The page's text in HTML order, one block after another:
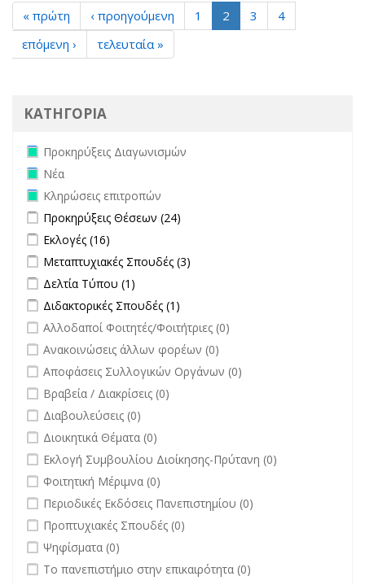
« πρώτη ‹ προηγούμενη 1 2 3
4
επόμενη ›
τελευταία »
ΚΑΤΗΓΟΡΙΑ
Remove Προκηρύξεις Διαγωνισμών filter
Προκηρύξεις Διαγωνισμών
Remove Νέα filter
Νέα
Remove Κληρώσεις επιτροπών filter
Κληρώσεις επιτροπών
Apply Προκηρύξεις Θέσεων filter
Προκηρύξεις Θέσεων (24)
Apply Εκλογές filter
Εκλογές (16)
Apply Μεταπτυχιακές Σπουδές filter
Μεταπτυχιακές Σπουδές (3)
Apply Δελτία Τύπου filter
Δελτία Τύπου (1)
Apply Διδακτορικές Σπουδές filter
Διδακτορικές Σπουδές (1)
undefined
Αλλοδαποί Φοιτητές/Φοιτήτριες (0)
undefined
Ανακοινώσεις άλλων φορέων (0)
undefined
Αποφάσεις Συλλογικών Οργάνων (0)
undefined
Βραβεία / Διακρίσεις (0)
undefined
Διαβουλεύσεις (0)
undefined
Διοικητικά Θέματα (0)
undefined
Εκλογή Συμβουλίου Διοίκησης-Πρύτανη (0)
undefined
Φοιτητική Μέριμνα (0)
undefined
Περιοδικές Εκδόσεις Πανεπιστημίου (0)
undefined
Προπτυχιακές Σπουδές (0)
undefined
Ψηφίσματα (0)
undefined
Το πανεπιστήμιο στην επικαιρότητα (0)